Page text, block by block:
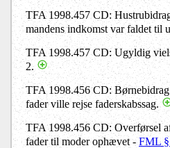
TFA 1998.457 CD:
mandens indkomst var faldet til
TFA 1998.457 CD: Ugyldig
2.
TFA 1998.456 CD:
fader ville rejse faderskabssag.
TFA 1998.456 CD: Overførsel
fader til moder ophævet -FML §